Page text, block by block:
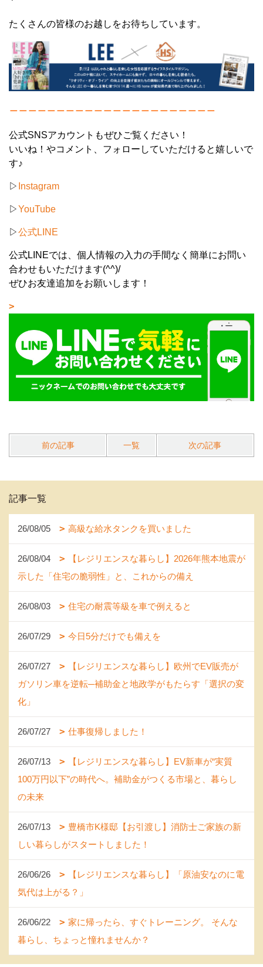
たくさんの皆様のお越しをお待ちしています。
公式SNSアカウントもぜひご覧ください！
いいね！やコメント、フォローしていただけると嬉しいで
す♪
▷ Instagram
▷YouTube
▷公式LINE
公式LINEでは、個人情報の入力の手間なく簡単にお問い
合わせもいただけます(^^)/
ぜひお友達追加をお願いします！
前の記事 一覧 次の記事
記事一覧
26/08/05 高級な給水タンクを買いました
26/08/04
【レジリエンスな暮らし】2026年熊本地震が
示した「住宅の脆弱性」と、これからの備え
26/08/03 住宅の耐震等級を車で例えると
26/07/29 今日5分だけでも備えを
26/07/27
【レジリエンスな暮らし】欧州でEV販売が
ガソリン車を逆転─補助金と地政学がもたらす「選択の変
化」
26/07/27 仕事復帰しました！
26/07/13
【レジリエンスな暮らし】EV新車が“実質
100万円以下”の時代へ。補助金がつくる市場と、暮らし
の未来
26/07/13
豊橋市K様邸【お引渡し】消防士ご家族の新
しい暮らしがスタートしました！
26/06/26
【レジリエンスな暮らし】「原油安なのに電
気代は上がる？」
26/06/22
家に帰ったら、すぐトレーニング。 そんな
暮らし、ちょっと憧れませんか？